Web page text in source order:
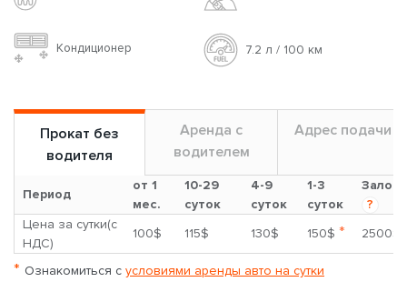
Кондиционер 7.2 л / 100 км
Прокат без
водителя
Аренда с
водителем
Адрес подачи
Период
от 1
мес.
10-29
суток
4-9
суток
1-3
суток
Залог
?
Цена за сутки(с
НДС)
100$ 115$ 130$ 150$ * 2500$
* Ознакомиться с условиями аренды авто на сутки